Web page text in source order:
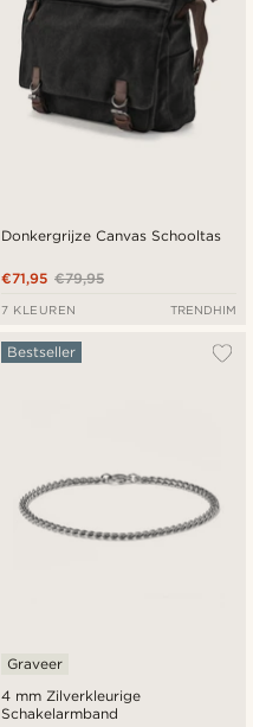
Donkergrijze Canvas Schooltas
€79,95
€71,95
7 KLEUREN TRENDHIM
4 mm Zilverkleurige
Schakelarmband
Bestseller
Graveer